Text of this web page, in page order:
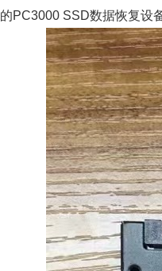
的PC3000 SSD数据恢复设